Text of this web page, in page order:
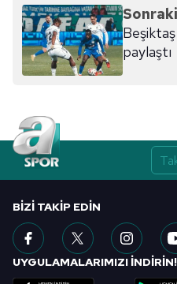
verileriniz işlenmekte olup
toplumu hizmetlerinin
kullanılmaktadır. Diğer
kılınması ve
Çerezlere ilişkin tercihlerinizi
vasıtasıyla
için Ayarlar butonuna
Metnimizi
ziyaret
6698 sayılı Kişisel Verilerin
hazırlanmış Aydınlatma
paylaştı
BIZI TAKIP EDIN
UYGULAMALARIMIZI İNDİRİN!